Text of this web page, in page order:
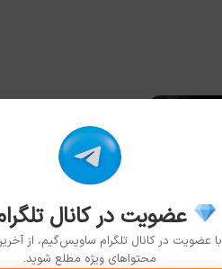
چه گذشت
2026-06-08
عضویت در کانال
با عضویت در کانال تلگرام ساویس‌گیم، از
محتواهای ویژه مطلع شوید.